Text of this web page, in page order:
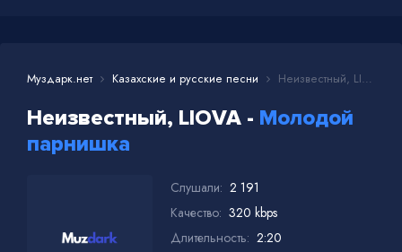
Муздарк.нет Казахские и русские песни Неизвестный, LIOVA - Молодой парнишка
Неизвестный, LIOVA - Молодой
парнишка
Слушали: 2 191
Качество: 320 kbps
Длительность: 2:20